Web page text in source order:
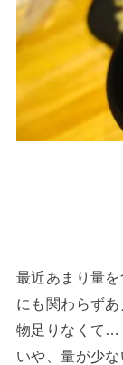
最近あまり量
にも関わらず
物足りなくて…
いや、量が少